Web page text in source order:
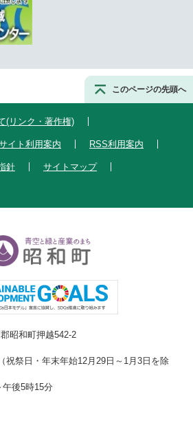
このページの先頭へ
(リンク・著作権)
イト利用案内 RSS利用案内
針 サイトマップ
昭和町押越542-2
祝祭日・年末年始12月29日～1月3日を除
後5時15分